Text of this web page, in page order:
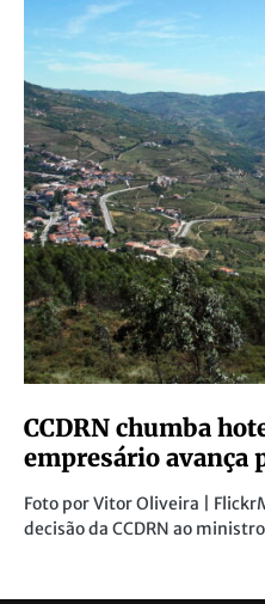
CCDRN chumba
empresário avança
Foto por Vitor Oliveira |
decisão da CCDRN ao